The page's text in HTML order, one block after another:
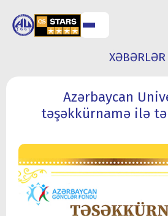
ELMİ
TƏDQİQAT
XƏBƏRLƏR
Azərbaycan
təşəkkürnamə ilə